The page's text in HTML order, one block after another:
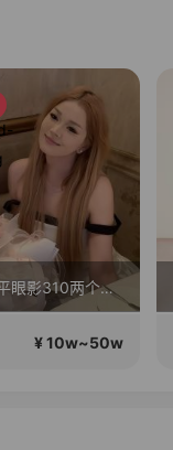
毛戈平眼影310两个正装！
¥ 10w~50w